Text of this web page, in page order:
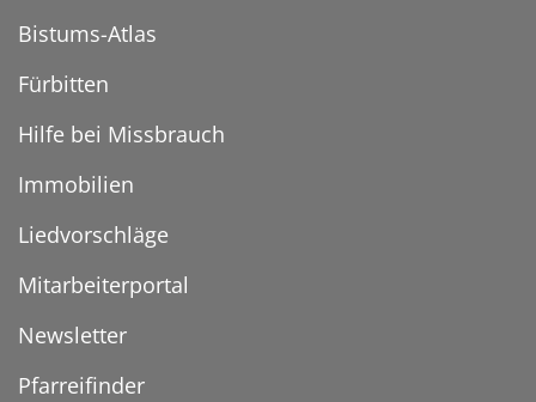
Bistums-Atlas
Fürbitten
Hilfe bei Missbrauch
Immobilien
Liedvorschläge
Mitarbeiterportal
Newsletter
Pfarreifinder